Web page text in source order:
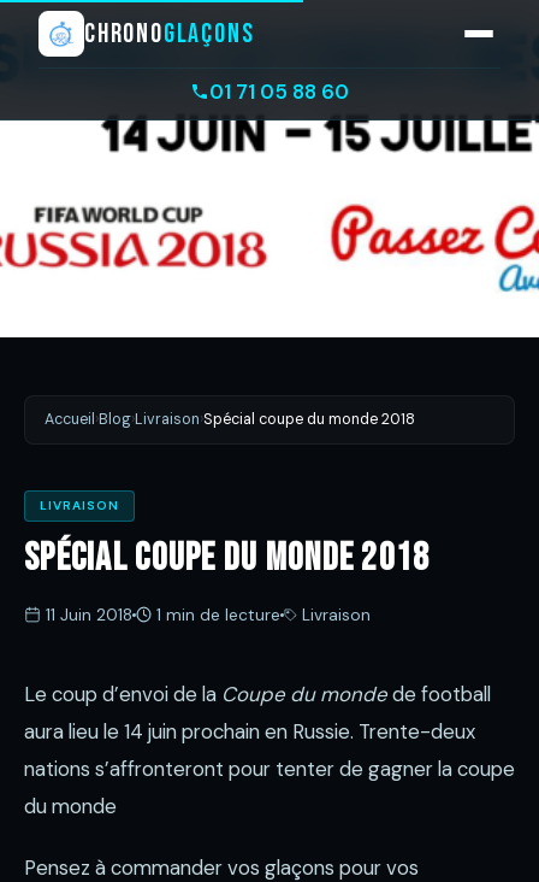
CHRONOGLAÇONS
01 71 05 88 60
Accueil ›Blog›Livraison›Spécial coupe du monde 2018
LIVRAISON
Spécial coupe du monde 2018
11 Juin 2018 1 min de lecture Livraison
Le coup d’envoi de la Coupe du mondede football
aura lieu le 14 juin prochain en Russie. Trente-deux
nations s’affronteront pour tenter de gagner la coupe
du monde
Pensez à commander vos glaçons pour vos